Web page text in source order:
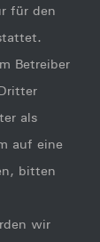
für den
Betreiber
als
auf eine
bitten
wir